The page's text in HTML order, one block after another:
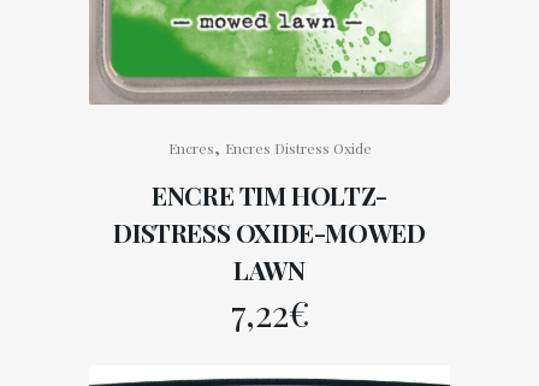
Encres, Encres Distress Oxide
ENCRE TIM HOLTZ-
DISTRESS OXIDE-MOWED
LAWN
7,22€